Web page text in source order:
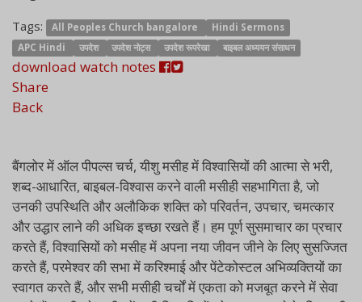
Tags: All Peoples Church bangalore
Hindi Sermons
APC Hindi
उपदेश उपदेश नोट्स उपदेश रूपरेखा बाइबल अध्ययन संसाधन
download watch notes
Share
Back
बैंगलोर में ऑल पीपल्स चर्च, यीशु मसीह में विश्वासियों की आत्मा से भरी,
शब्द-आधारित, बाइबल-विश्वास करने वाली मसीही सहभागिता है, जो
उनकी उपस्थिति और अलौकिक शक्ति को परिवर्तन, उपचार, चमत्कार
और उद्धार लाने की अधिक इच्छा रखते हैं। हम पूर्ण सुसमाचार का प्रचार
करते हैं, विश्वासियों को मसीह में अपना नया जीवन जीने के लिए सुसज्जित
करते हैं, परमेश्वर की सभा में करिश्माई और पेंटेकोस्टल अभिव्यक्तियों का
स्वागत करते हैं, और सभी मसीही चर्चों में एकता को मजबूत करने में सेवा